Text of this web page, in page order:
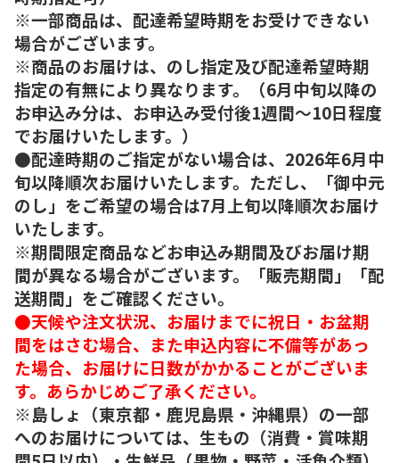
※一部商品は、配達希望時期をお受けできない
場合がございます。
※商品のお届けは、のし指定及び配達希望時期
指定の有無により異なります。（6月中旬以降の
お申込み分は、お申込み受付後1週間～10日程度
でお届けいたします。）
●配達時期のご指定がない場合は、2026年6月中
旬以降順次お届けいたします。ただし、「御中元
のし」をご希望の場合は7月上旬以降順次お届け
いたします。
※期間限定商品などお申込み期間及びお届け期
間が異なる場合がございます。「販売期間」「配
送期間」をご確認ください。
●天候や注文状況、お届けまでに祝日・お盆期
間をはさむ場合、また申込内容に不備等があっ
た場合、お届けに日数がかかることがございま
す。あらかじめご了承ください。
※島しょ（東京都・鹿児島県・沖縄県）の一部
へのお届けについては、生もの（消費・賞味期